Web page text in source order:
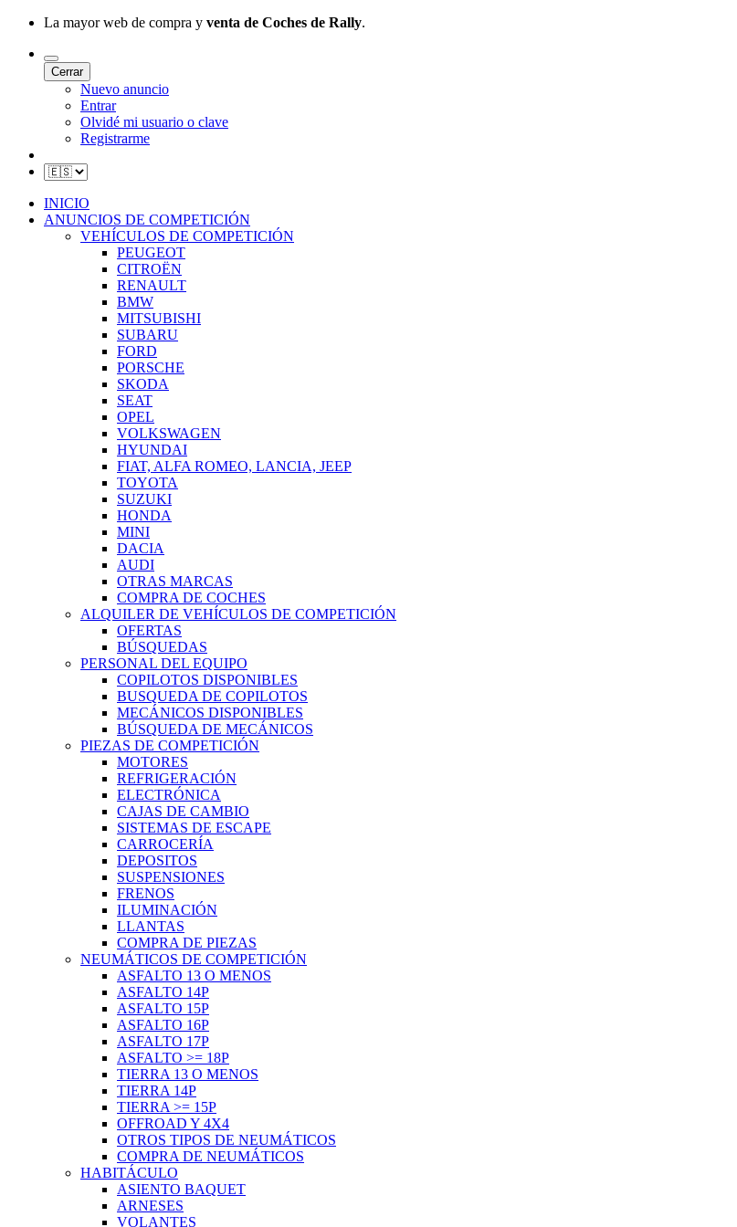
La mayor web de compra y venta de Coches de Rally.
Cerrar
Nuevo anuncio
Entrar
Olvidé mi usuario o clave
Registrarme
INICIO
ANUNCIOS DE COMPETICIÓN
VEHÍCULOS DE COMPETICIÓN
PEUGEOT
CITROËN
RENAULT
BMW
MITSUBISHI
SUBARU
FORD
PORSCHE
SKODA
SEAT
OPEL
VOLKSWAGEN
HYUNDAI
FIAT, ALFA ROMEO, LANCIA, JEEP
TOYOTA
SUZUKI
HONDA
MINI
DACIA
AUDI
OTRAS MARCAS
COMPRA DE COCHES
ALQUILER DE VEHÍCULOS DE COMPETICIÓN
OFERTAS
BÚSQUEDAS
PERSONAL DEL EQUIPO
COPILOTOS DISPONIBLES
BUSQUEDA DE COPILOTOS
MECÁNICOS DISPONIBLES
BÚSQUEDA DE MECÁNICOS
PIEZAS DE COMPETICIÓN
MOTORES
REFRIGERACIÓN
ELECTRÓNICA
CAJAS DE CAMBIO
SISTEMAS DE ESCAPE
CARROCERÍA
DEPOSITOS
SUSPENSIONES
FRENOS
ILUMINACIÓN
LLANTAS
COMPRA DE PIEZAS
NEUMÁTICOS DE COMPETICIÓN
ASFALTO 13 O MENOS
ASFALTO 14P
ASFALTO 15P
ASFALTO 16P
ASFALTO 17P
ASFALTO >= 18P
TIERRA 13 O MENOS
TIERRA 14P
TIERRA >= 15P
OFFROAD Y 4X4
OTROS TIPOS DE NEUMÁTICOS
COMPRA DE NEUMÁTICOS
HABITÁCULO
ASIENTO BAQUET
ARNESES
VOLANTES